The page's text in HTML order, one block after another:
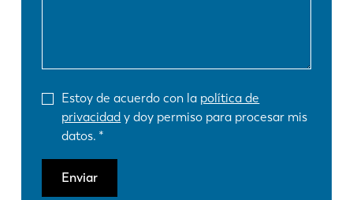
Estoy de acuerdo con la política de
privacidad y doy permiso para procesar mis
datos.
Enviar